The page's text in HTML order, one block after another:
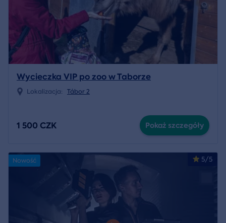
Wycieczka VIP po zoo w Taborze
Lokalizacja: Tábor 2
1 500 CZK Pokaż szczegóły
5/5
Nowość